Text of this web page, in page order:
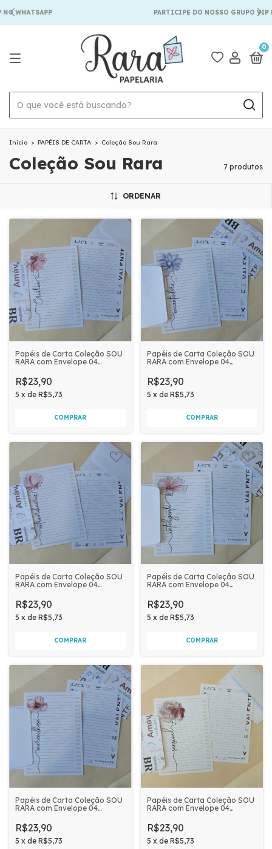
WHATSAPP PARTICIPE DO NOSSO GRUPO VIP
0
Início > PAPÉIS DE CARTA > Coleção Sou Rara
Coleção Sou Rara 7 produtos
ORDENAR
Papéis de Carta Coleção SOU
RARA com Envelope 04
R$23,90
5 x de R$5,73
Papéis de Carta Coleção SOU
RARA com Envelope 04
R$23,90
5 x de R$5,73
Papéis de Carta Coleção SOU
RARA com Envelope 04
R$23,90
5 x de R$5,73
Papéis de Carta Coleção SOU
RARA com Envelope 04
R$23,90
5 x de R$5,73
Papéis de Carta Coleção SOU
RARA com Envelope 04
R$23,90
5 x de R$5,73
Papéis de Carta Coleção SOU
RARA com Envelope 04
R$23,90
5 x de R$5,73